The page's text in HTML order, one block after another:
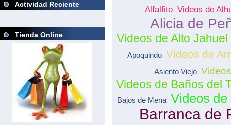
Actividad Reciente
Tienda Online
Alfalfito Videos de
Alicia de
Videos de Alto Jahuel
Apoquindo Videos de
Asiento Viejo
Videos de Baños del
Bajos de Mena Videos de
Barranca de